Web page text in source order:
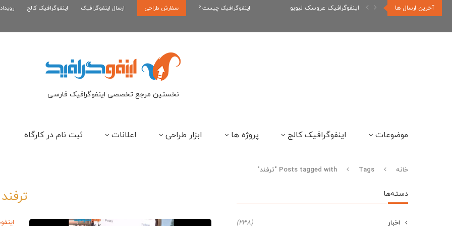
آخرین ارسال ها اینفوگرافیک رپر های فارسی نسل... اینفوگرافیک بازی کلش رویال اینفوگرافیک چیست ؟ سفارش طراحی ارسال اینفوگرافیک اینفوگرافیک کالج
نخستین مرجع تخصصی اینفوگرافیک فارسی
موضوعات اینفوگرافیک کالج پروژه ها ابزار طراحی اعلانات ثبت نام در کارگاه
خانه Tags Posts tagged with "ترفند"
ترفند دسته‌ها
اخبار (238)